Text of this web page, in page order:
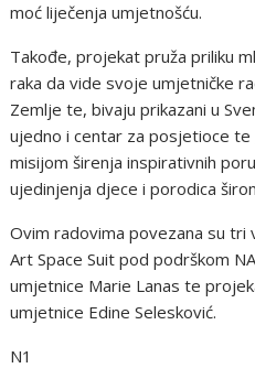
moć liječenja umjetnošću.
Takođe, projekat pruža priliku
raka da vide svoje umjetničke
Zemlje te, bivaju prikazani u
ujedno i centar za posjetioce
misijom širenja inspirativnih
ujedinjenja djece i porodica
Ovim radovima povezana su tri
Art Space Suit pod podrškom
umjetnice Marie Lanas te
umjetnice Edine Selesković.
N1